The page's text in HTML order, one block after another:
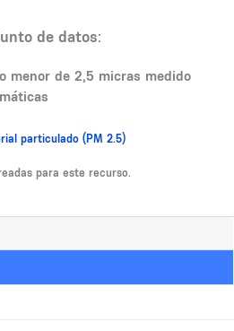
de datos:
menor de 2,5 micras medido
particulado (PM 2.5)
para este recurso.